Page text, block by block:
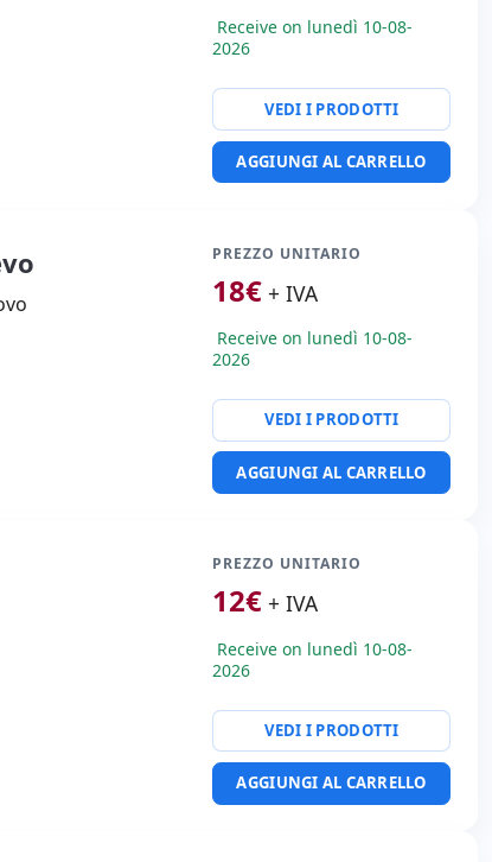
Receive on lunedì 10-08-
2026
VEDI I PRODOTTI
AGGIUNGI AL CARRELLO
PREZZO UNITARIO
18€ + IVA
Receive on lunedì 10-08-
2026
VEDI I PRODOTTI
AGGIUNGI AL CARRELLO
PREZZO UNITARIO
12€ + IVA
Receive on lunedì 10-08-
2026
VEDI I PRODOTTI
AGGIUNGI AL CARRELLO